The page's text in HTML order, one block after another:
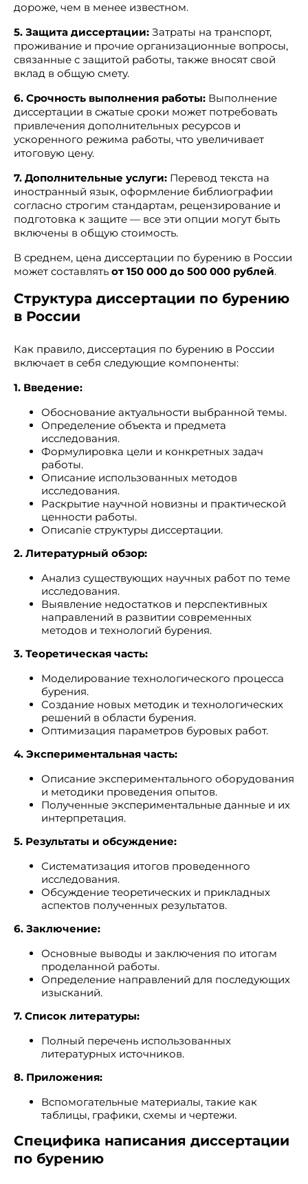
дороже, чем в менее известном.
5. Защита диссертации: Затраты на транспорт,
проживание и прочие организационные вопросы,
связанные с защитой работы, также вносят свой
вклад в общую смету.
6. Срочность выполнения работы: Выполнение
диссертации в сжатые сроки может потребовать
привлечения дополнительных ресурсов и
ускоренного режима работы, что увеличивает
итоговую цену.
7. Дополнительные услуги: Перевод текста на
иностранный язык, оформление библиографии
согласно строгим стандартам, рецензирование и
подготовка к защите — все эти опции могут быть
включены в общую стоимость.
В среднем, цена диссертации по бурению в России
может составлять от 150 000 до 500 000 рублей.
Структура диссертации по бурению
в России
Как правило, диссертация по бурению в России
включает в себя следующие компоненты:
1. Введение:
Обоснование актуальности выбранной темы.
Определение объекта и предмета
исследования.
Формулировка цели и конкретных задач
работы.
Описание использованных методов
исследования.
Раскрытие научной новизны и практической
ценности работы.
Описanie структуры диссертации.
2. Литературный обзор:
Анализ существующих научных работ по теме
исследования.
Выявление недостатков и перспективных
направлений в развитии современных
методов и технологий бурения.
3. Теоретическая часть:
Моделирование технологического процесса
бурения.
Создание новых методик и технологических
решений в области бурения.
Оптимизация параметров буровых работ.
4. Экспериментальная часть:
Описание экспериментального оборудования
и методики проведения опытов.
Полученные экспериментальные данные и их
интерпретация.
5. Результаты и обсуждение:
Систематизация итогов проведенного
исследования.
Обсуждение теоретических и прикладных
аспектов полученных результатов.
6. Заключение:
Основные выводы и заключения по итогам
проделанной работы.
Определение направлений для последующих
изысканий.
7. Список литературы:
Полный перечень использованных
литературных источников.
8. Приложения:
Вспомогательные материалы, такие как
таблицы, графики, схемы и чертежи.
Специфика написания диссертации
по бурению